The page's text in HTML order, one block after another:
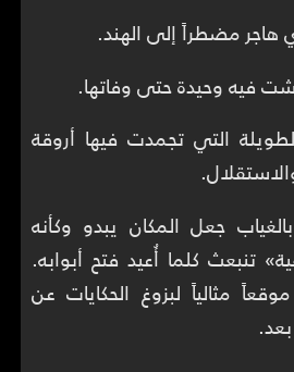
هاجر مضطراً إلى الهند.
فيه وحيدة حتى وفاتها.
التي تجمدت فيها أروقة
جعل المكان يبدو وكأنه
تنبعث كلما أُعيد فتح أبوابه.
مثالياً لبزوغ الحكايات عن